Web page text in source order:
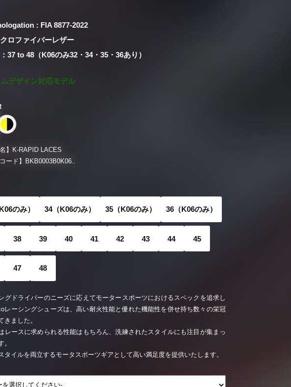
: FIA 8877-2022
ロファイバーレザー
37 to 48（K06のみ32・34・35・36あり）
ムデザイン対応モデル
】
K-RAPID LACES
ード】
BKB0003B0K06..
のみ） 34（K06のみ） 35（K06のみ） 36（K06のみ）
38 39 40 41 42 43 44 45
47 48
グドライバーのニーズに応えてモータースポーツにおけるスペックを追求し
レーシングシューズは、高い耐火性能と優れた機能性を併せ持ち数々の栄冠
きました。
レースに求められる性能はもちろん、洗練されたスタイルにも注目が集まっ
。
タイルを両立するモータスポーツギアとして高い満足度を提供いたします。